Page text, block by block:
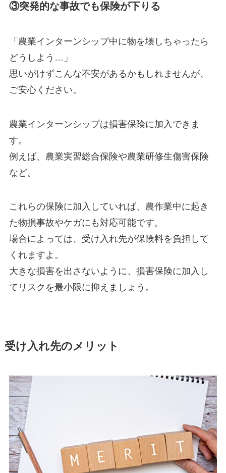
③突発的な事故でも保険が下りる
「農業インターンシップ中に物を壊しちゃったら
どうしよう…」
思いがけずこんな不安があるかもしれませんが、
ご安心ください。
農業インターンシップは損害保険に加入できま
す。
例えば、農業実習総合保険や農業研修生傷害保険
など。
これらの保険に加入していれば、 農作業中に起き
た物損事故やケガにも対応可能です。
場合によっては、 受け入れ先が保険料を負担 して
くれますよ。
大きな損害を出さないように、損害保険に加入し
てリスクを最小限に抑えましょう。
受け入れ先のメリット